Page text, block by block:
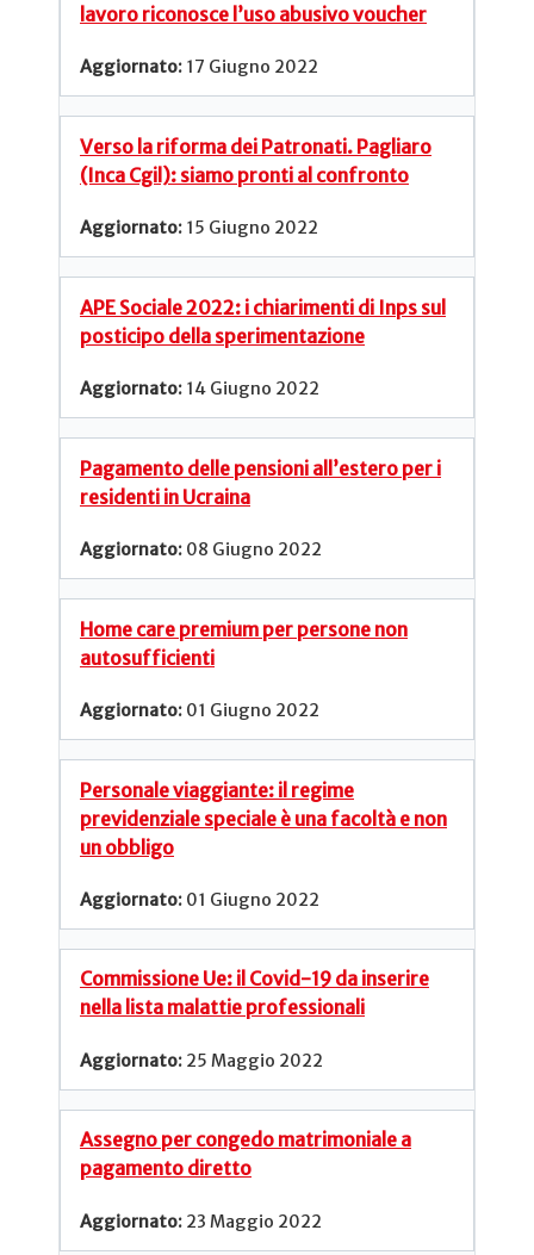
lavoro riconosce l’uso abusivo voucher
17 Giugno 2022
Verso la riforma dei Patronati. Pagliaro
(Inca Cgil): siamo pronti al confronto
15 Giugno 2022
APE Sociale 2022: i chiarimenti di Inps sul
posticipo della sperimentazione
14 Giugno 2022
Pagamento delle pensioni all’estero per i
residenti in Ucraina
08 Giugno 2022
Home care premium per persone non
autosufficienti
01 Giugno 2022
Personale viaggiante: il regime
previdenziale speciale è una facoltà e non
un obbligo
01 Giugno 2022
Commissione Ue: il Covid-19 da inserire
nella lista malattie professionali
25 Maggio 2022
Assegno per congedo matrimoniale a
pagamento diretto
23 Maggio 2022